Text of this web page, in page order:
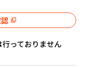
っておりません